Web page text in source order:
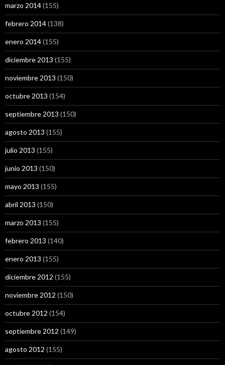
marzo 2014(155)
febrero 2014(138)
enero 2014(155)
diciembre 2013 (155)
noviembre 2013 (150)
octubre 2013 (154)
septiembre 2013 (150)
agosto 2013 (155)
julio 2013 (155)
junio 2013 (150)
mayo 2013 (155)
abril 2013 (150)
marzo 2013 (155)
febrero 2013 (140)
enero 2013 (155)
diciembre 2012 (155)
noviembre 2012 (150)
octubre 2012 (154)
septiembre 2012 (149)
agosto 2012 (155)